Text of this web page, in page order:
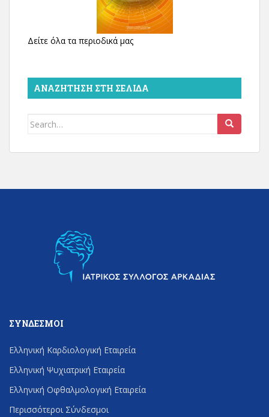
Δείτε όλα τα περιοδικά μας
ΑΝΑΖΉΤΗΣΗ ΣΤΗ ΣΕΛΊΔΑ
Search
ΣΎΝΔΕΣΜΟΙ
Ελληνική Καρδιολογική Εταιρεία
Ελληνική Ψυχιατρική Εταιρεία
Ελληνική Οφθαλμολογική Εταιρεία
Περισσότεροι Σύνδεσμοι